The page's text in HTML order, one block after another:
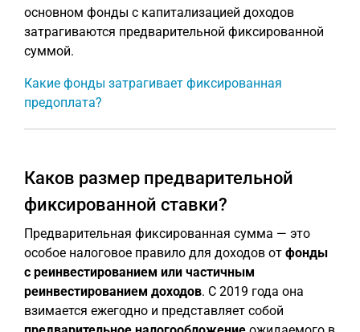
основном фонды с капитализацией доходов
затрагиваются предварительной фиксированной
суммой.
Какие фонды затрагивает фиксированная
предоплата?
Каков размер предварительной
фиксированной ставки?
Предварительная фиксированная сумма — это
особое налоговое правило для доходов от фонды
с реинвестированием или частичным
реинвестированием доходов. С 2019 года она
взимается ежегодно и представляет собой